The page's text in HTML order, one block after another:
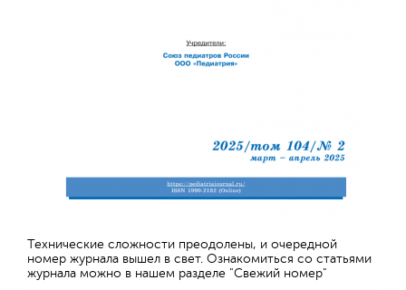
Технические сложности преодолены, и очередной
номер журнала вышел в свет. Ознакомиться со статьями
журнала можно в нашем разделе "Свежий номер"